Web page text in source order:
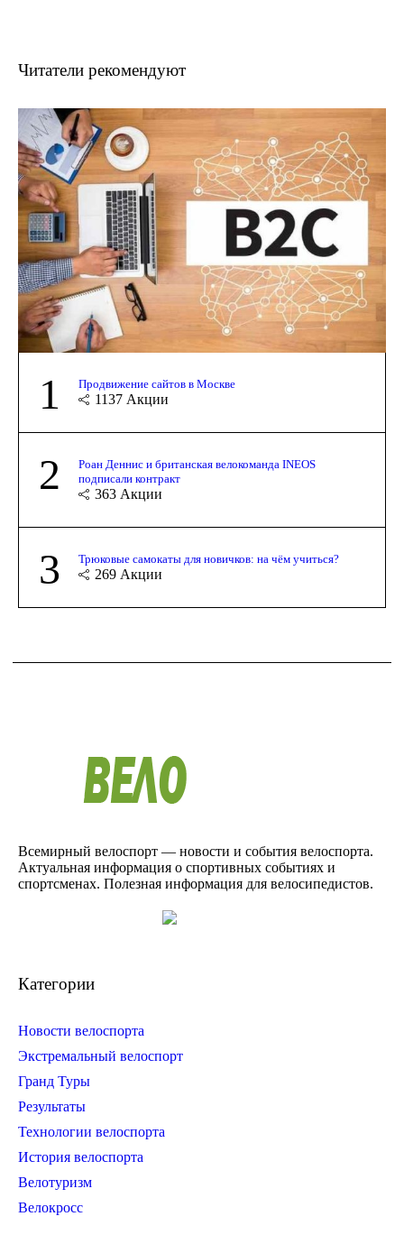
Читатели рекомендуют
1 Продвижение сайтов в Москве
1137 Акции
2
Роан Деннис и британская велокоманда INEOS
подписали контракт
363 Акции
3 Трюковые самокаты для новичков: на чём учиться?
269 Акции
Всемирный велоспорт — новости и события велоспорта.
Актуальная информация о спортивных событиях и
спортсменах. Полезная информация для велосипедистов.
Категории
Новости велоспорта
Экстремальный велоспорт
Гранд Туры
Результаты
Технологии велоспорта
История велоспорта
Велотуризм
Велокросс